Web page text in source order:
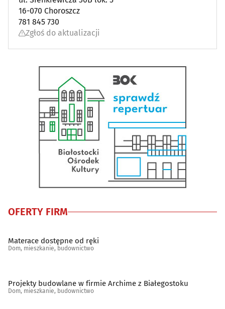
Ogrzewanie i techniki grzewcze
Oświetlenie(18)
(39)
Pościelowe artykuły, koce
Sanitarno-instalacyjne artykuły(28)
Stolarstwo(32)
16-070 Choroszcz
781 845 730
Zgłoś do aktualizacji
OFERTY FIRM
Materace dostępne od ręki
Dom, mieszkanie, budownictwo
Projekty budowlane w firmie Archime z Białegostoku
Dom, mieszkanie, budownictwo